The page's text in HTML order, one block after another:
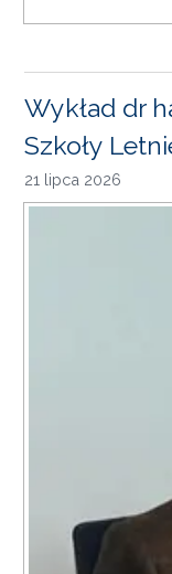
Wykład dr
Szkoły
21 lipca 2026